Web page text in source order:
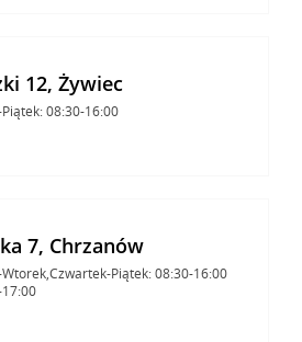
12, Żywiec
Piątek: 08:30-16:00
7, Chrzanów
Wtorek,Czwartek-Piątek: 08:30-16:00